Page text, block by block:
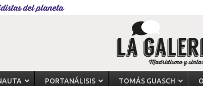
del planeta
PORTANÁLISIS TOMÁS GUASCH